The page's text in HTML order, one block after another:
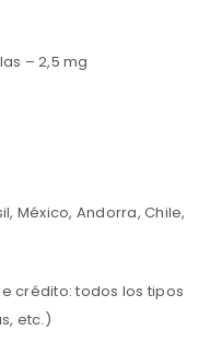
– 2,5 mg
México, Andorra, Chile,
crédito: todos los tipos
etc.)